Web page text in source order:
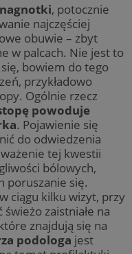
, potocznie
najczęściej
obuwie – zbyt
w palcach. Nie jest to
bowiem do tego
przykładowo
Ogólnie rzecz
powoduje
. Pojawienie się
do odwiedzenia
tej kwestii
bólowych,
poruszanie się.
ciągu kilku wizyt, przy
zaistniałe na
znajdują się na
podologa jest